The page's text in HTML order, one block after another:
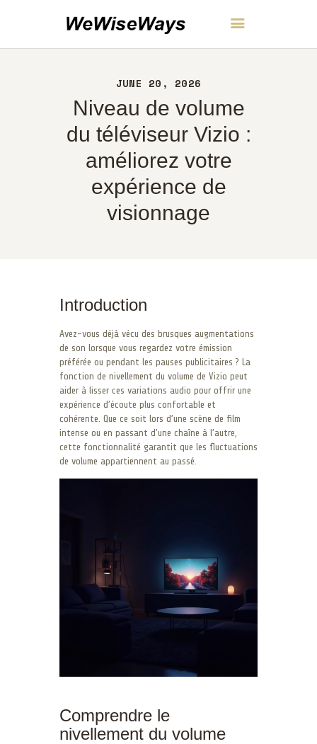
JUNE 20, 2026
Niveau de volume
du téléviseur Vizio :
améliorez votre
expérience de
visionnage
WeWiseWays
ACCUEIL
À PROPOS
CONTACT
POLITIQUE
FRANÇAIS
Introduction
Avez-vous déjà vécu des brusques augmentations
de son lorsque vous regardez votre émission
préférée ou pendant les pauses publicitaires ? La
fonction de nivellement du volume de Vizio peut
aider à lisser ces variations audio pour offrir une
expérience d’écoute plus confortable et
cohérente. Que ce soit lors d’une scène de film
intense ou en passant d’une chaîne à l’autre,
cette fonctionnalité garantit que les fluctuations
de volume appartiennent au passé.
Comprendre le
nivellement du volume